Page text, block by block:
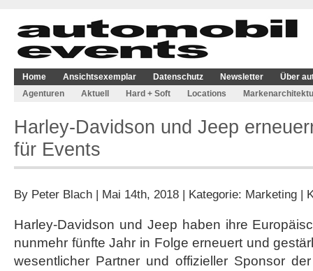
Home Ansichtsexemplar Datenschutz Newsletter
Über
Agenturen
Aktuell Hard + Soft Locations
Harley-Davidson und Jeep
für Events
By Peter Blach | Mai 14th, 2018 | Kategorie: Marketing |
Harley-Davidson und Jeep haben ihre
nunmehr fünfte Jahr in Folge erneuert und
wesentlicher Partner und offizieller Sponsor